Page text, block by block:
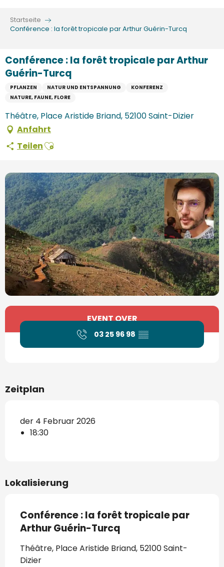
contenu
Startseite
Conférence : la forêt tropicale par Arthur Guérin-Turcq
Conférence : la forêt tropicale par Arthur
Guérin-Turcq
PFLANZEN NATUR UND ENTSPANNUNG
KONFERENZ
NATURE, FAUNE, FLORE
Théâtre, Place Aristide Briand, 52100 Saint-Dizier
Anfahrt
TeilenAjouter aux favoris
Öffnungszeiten & Kontaktdaten
EVENT OVER
03 25 96 98 ▒▒
Zeitplan
der 4 Februar 2026
18:30
Lokalisierung
Conférence : la forêt tropicale par
Arthur Guérin-Turcq
Théâtre, Place Aristide Briand, 52100 Saint-
Dizier